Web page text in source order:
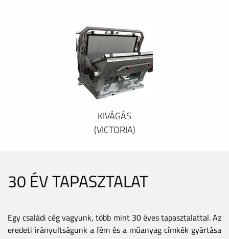
KIVÁGÁS
(VICTORIA)
30 ÉV TAPASZTALAT
Egy családi cég vagyunk, több mint 30 éves tapasztalattal. Az
eredeti irányultságunk a fém és a műanyag címkék gyártása